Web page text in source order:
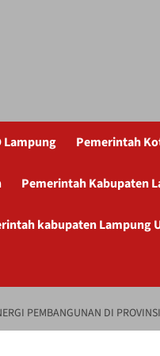
Lampung Pemerintah
Pemerintah Kabupaten
kabupaten Lampung
PEMBANGUNAN DI